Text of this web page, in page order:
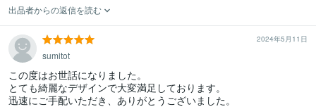
出品者からの返信を読む
2024年5月11日
sumitot
この度はお世話になりました。
とても綺麗なデザインで大変満足しております。
迅速にご手配いただき、ありがとうございました。